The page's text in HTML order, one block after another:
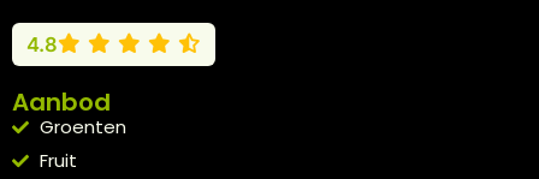
4.8
Aanbod
Groenten
Fruit